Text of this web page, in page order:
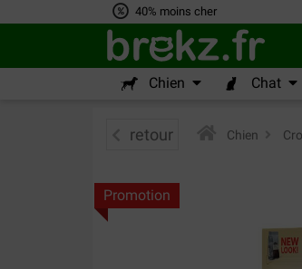
40% moins cher
Chien Chat
retour Chien
Promotion